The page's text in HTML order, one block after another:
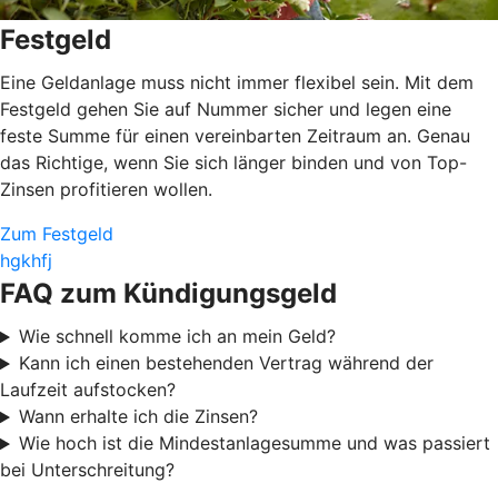
Festgeld
Eine Geldanlage muss nicht immer flexibel sein. Mit dem
Festgeld gehen Sie auf Nummer sicher und legen eine
feste Summe für einen vereinbarten Zeitraum an. Genau
das Richtige, wenn Sie sich länger binden und von Top-
Zinsen profitieren wollen.
Zum Festgeld
hgkhfj
FAQ zum Kündigungsgeld
Wie schnell komme ich an mein Geld?
Kann ich einen bestehenden Vertrag während der
Laufzeit aufstocken?
Wann erhalte ich die Zinsen?
Wie hoch ist die Mindestanlagesumme und was passiert
bei Unterschreitung?